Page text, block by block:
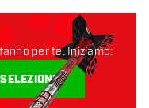
per te. Iniziamo: